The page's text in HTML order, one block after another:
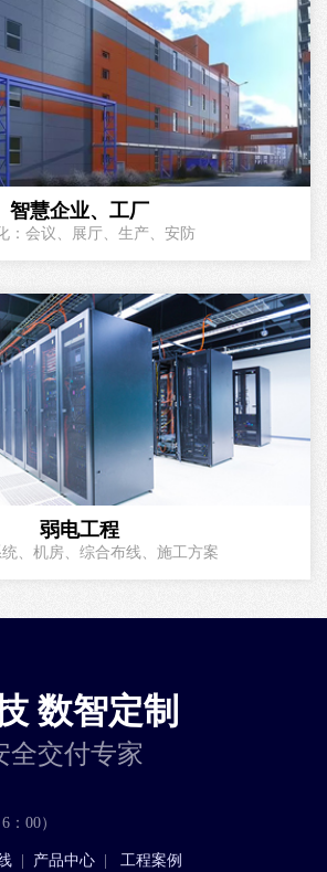
智慧企业、工厂
：会议、展厅、生产、安防
弱电工程
、机房、综合布线、施工方案
数智定制
全交付专家
00）
| 产品中心| 工程案例